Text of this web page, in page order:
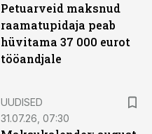
Petuarveid maksnud
raamatupidaja peab
hüvitama 37 000 eurot
tööandjale
UUDISED
31.07.26, 07:30